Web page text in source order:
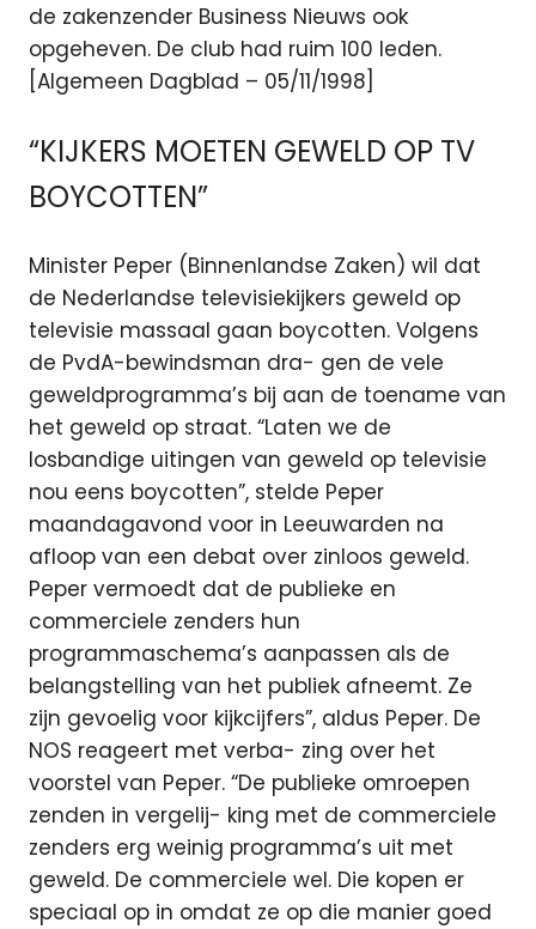
de zakenzender Business Nieuws ook
opgeheven. De club had ruim 100 leden.
[Algemeen Dagblad – 05/11/1998]
“KIJKERS MOETEN GEWELD OP TV
BOYCOTTEN”
Minister Peper (Binnenlandse Zaken) wil dat
de Nederlandse televisiekijkers geweld op
televisie massaal gaan boycotten. Volgens
de PvdA-bewindsman dra- gen de vele
geweldprogramma’s bij aan de toename van
het geweld op straat. “Laten we de
losbandige uitingen van geweld op televisie
nou eens boycotten”, stelde Peper
maandagavond voor in Leeuwarden na
afloop van een debat over zinloos geweld.
Peper vermoedt dat de publieke en
commerciele zenders hun
programmaschema’s aanpassen als de
belangstelling van het publiek afneemt. Ze
zijn gevoelig voor kijkcijfers”, aldus Peper. De
NOS reageert met verba- zing over het
voorstel van Peper. “De publieke omroepen
zenden in vergelij- king met de commerciele
zenders erg weinig programma’s uit met
geweld. De commerciele wel. Die kopen er
speciaal op in omdat ze op die manier goed